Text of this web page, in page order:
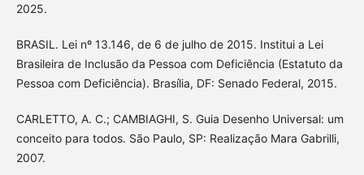
2025.
BRASIL. Lei nº 13.146, de 6 de julho de 2015. Institui a Lei
Brasileira de Inclusão da Pessoa com Deficiência (Estatuto da
Pessoa com Deficiência). Brasília, DF: Senado Federal, 2015.
CARLETTO, A. C.; CAMBIAGHI, S. Guia Desenho Universal: um
conceito para todos. São Paulo, SP: Realização Mara Gabrilli,
2007.